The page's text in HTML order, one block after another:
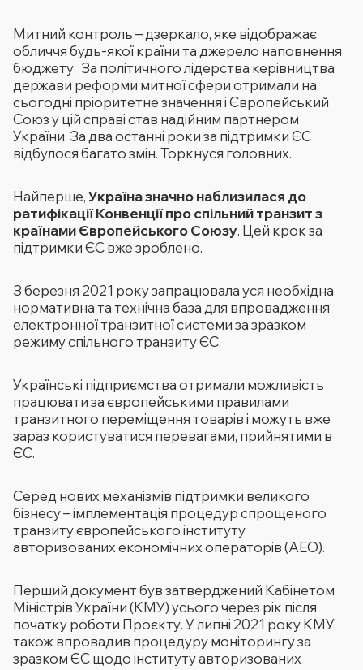
Митний контроль – дзеркало, яке відображає
обличчя будь-якої країни та джерело наповнення
бюджету. За політичного лідерства керівництва
держави реформи митної сфери отримали на
сьогодні пріоритетне значення і Європейський
Союз у цій справі став надійним партнером
України. За два останні роки за підтримки ЄС
відбулося багато змін. Торкнуся головних.
Найперше,Україна значно наблизилася до
ратифікації Конвенції про спільний транзит з
країнами Європейського Союзу. Цей крок за
підтримки ЄС вже зроблено.
З березня 2021 року запрацювала уся необхідна
нормативна та технічна база для впровадження
електронної транзитної системи за зразком
режиму спільного транзиту ЄС.
Українські підприємства отримали можливість
працювати за європейськими правилами
транзитного переміщення товарів і можуть вже
зараз користуватися перевагами, прийнятими в
ЄС.
Серед нових механізмів підтримки великого
бізнесу – імплементація процедур спрощеного
транзиту європейського інституту
авторизованих економічних операторів (АЕО).
Перший документ був затверджений Кабінетом
Міністрів України (КМУ) усього через рік після
початку роботи Проєкту. У липні 2021 року КМУ
також впровадив процедуру моніторингу за
зразком ЄС щодо інституту авторизованих